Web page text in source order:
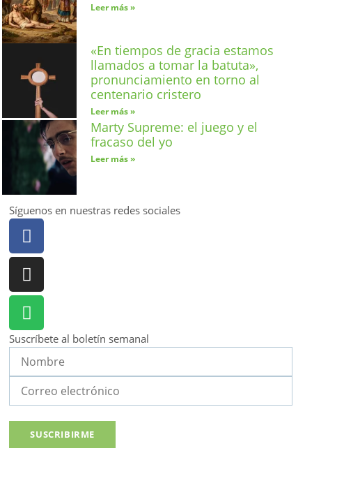
Leer más »
«En tiempos de gracia estamos
llamados a tomar la batuta»,
pronunciamiento en torno al
centenario cristero
Leer más »
Marty Supreme: el juego y el
fracaso del yo
Leer más »
Síguenos en nuestras redes sociales
Suscríbete al boletín semanal